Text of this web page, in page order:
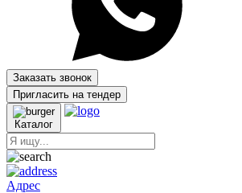
Заказать звонок
Пригласить на тендер
Каталог
Адрес